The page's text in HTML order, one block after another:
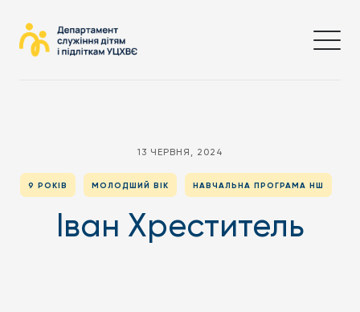
13 ЧЕРВНЯ, 2024
9 РОКІВ МОЛОДШИЙ ВІК НАВЧАЛЬНА ПРОГРАМА НШ
Іван Хреститель